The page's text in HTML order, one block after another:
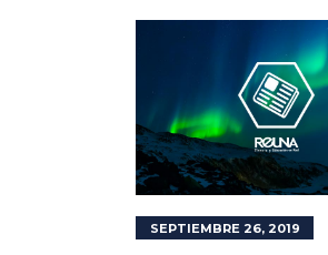
SEPTIEMBRE 26, 2019